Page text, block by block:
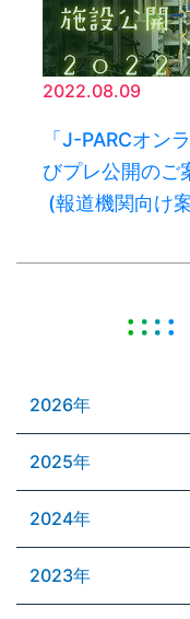
2022.08.09
「J-PARCオン
びプレ公開のご
(報道機関向け
2026年
2025年
2024年
2023年